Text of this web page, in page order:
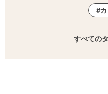
カ
すべての